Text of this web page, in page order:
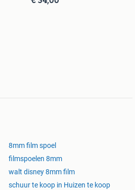
8mm film spoel
filmspoelen 8mm
walt disney 8mm film
schuur te koop in Huizen te koop